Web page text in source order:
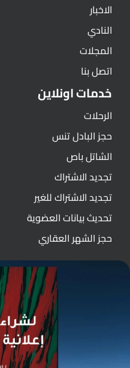
الاخبار
النادي
المجلات
اتصل بنا
خدمات اونلاين
الرحلات
حجز البادل تنس
الشاتل باص
تجديد الاشتراك
تجديد الاشتراك للغير
تحديث بيانات العضوية
حجز الشهر العقاري